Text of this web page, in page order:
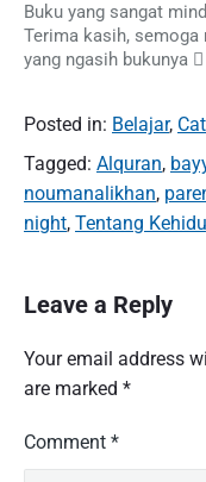
Buku yang sangat
Terima kasih, semoga
yang ngasih bukunya 
Posted in: Belajar,
Tagged: Alquran,
noumanalikhan,
night, Tentang
Leave a Reply
Your email address
are marked *
Comment *